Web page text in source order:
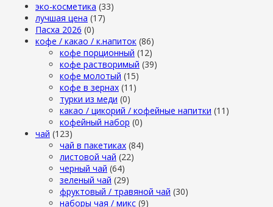
эко-косметика (33)
лучшая цена (17)
Пасха 2026 (0)
кофе / какао / к.напиток (86)
кофе порционный (12)
кофе растворимый (39)
кофе молотый (15)
кофе в зернах (11)
турки из меди (0)
какао / цикорий / кофейные напитки (11)
кофейный набор (0)
чай (123)
чай в пакетиках (84)
листовой чай (22)
черный чай (64)
зеленый чай (29)
фруктовый / травяной чай (30)
наборы чая / микс (9)